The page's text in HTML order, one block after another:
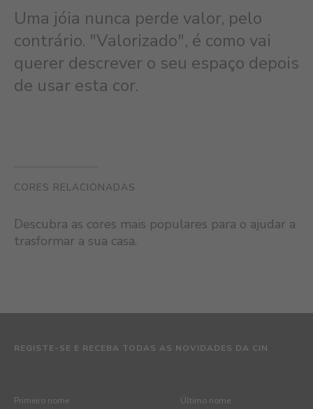
Uma jóia nunca perde valor, pelo
contrário. "Valorizado", é como vai
querer descrever o seu espaço depois
de usar esta cor.
CORES RELACIONADAS
Descubra as cores mais populares para o ajudar a
trasformar a sua casa.
REGISTE-SE E RECEBA TODAS AS NOVIDADES DA CIN